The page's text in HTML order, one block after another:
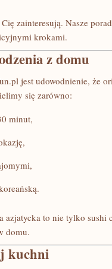
zainteresują. Nasze
krokami.
z domu
jest udowodnienie, że
się zarówno:
minut,
to nie tylko sushi
domu.
kuchni